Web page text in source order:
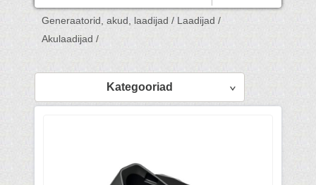
Generaatorid, akud, laadijad / Laadijad /
Akulaadijad /
Kategooriad